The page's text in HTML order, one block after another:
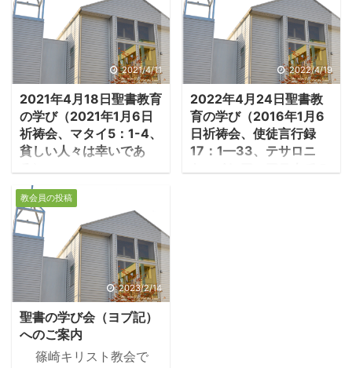
イに立つ。そのシナイ山
で十戒が与えられたと出
エジプト記は記す。 －出
エジプト記24：12-
18「主が、『私のもとに
登りなさい。山に来て、
そこにいなさい。私は、
彼らを教えるために、教
えと戒めを記した石の板
2021/4/11
2021年4月18日聖書教育
の学び（2021年1月6日
祈祷会、マタイ5：1-4、
貧しい人々は幸いであ
1.山上の祝福（前半）
－マタイ「5:1 イエスは
この群衆を見て、山に登
られた。腰を下ろされる
と、弟子たちが近くに寄
って来た。5:2 そこで、
イエスは口を開き、教え
られた。5:3 心の貧しい
人々は、幸いである、天
の国はその人たちのもの
2022/4/19
2022年4月24日聖書教
育の学び（2016年1月6
日祈祷会、使徒言行録
17：1—33、テサロニ
教会員の投稿
2023/2/14
聖書の学び会（ヨブ記）
へのご案内
篠崎キリスト教会で